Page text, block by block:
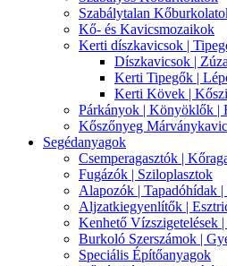
Szabálytalan
Kő- és Kavicsmozaikok
Kerti díszkavicsok |
Díszkavicsok |
Kerti Tipegők |
Kerti Kövek |
Párkányok | Könyöklők |
Kőszőnyeg
Segédanyagok
Csemperagasztók |
Fugázók | Sziloplasztok
Alapozók | Tapadóhídak
Aljzatkiegyenlítők |
Kenhető Vízszigetelések
Burkoló Szerszámok |
Speciális Építőanyagok